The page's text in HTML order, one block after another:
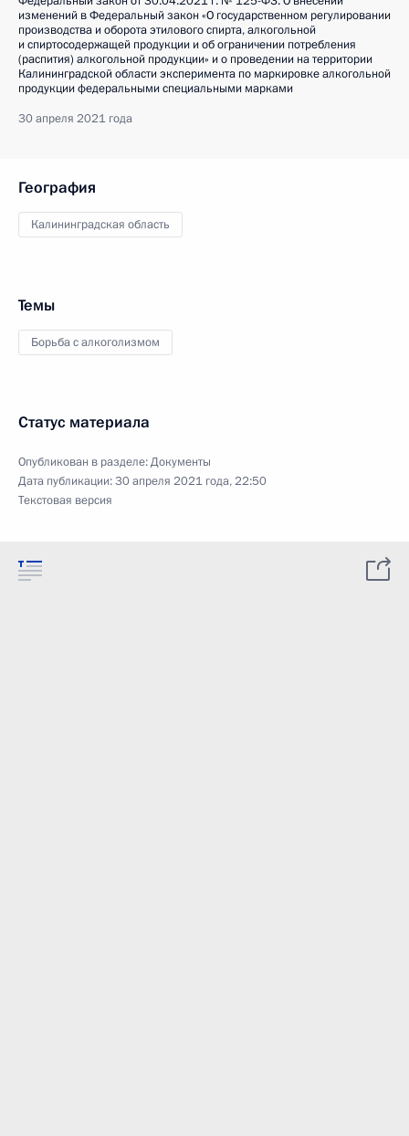
изменений в Федеральный закон «О государственном регулировании
производства и оборота этилового спирта, алкогольной
и спиртосодержащей продукции и об ограничении потребления
(распития) алкогольной продукции» и о проведении на территории
Калининградской области эксперимента по маркировке алкогольной
продукции федеральными специальными марками
30 апреля 2021 года
География
Калининградская область
Темы
Борьба с алкоголизмом
Статус материала
Опубликован в разделе:Документы
Дата публикации:30 апреля 2021 года, 22:50
Текстовая версия